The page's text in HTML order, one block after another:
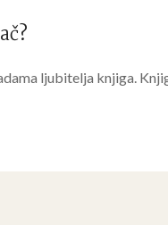
ljubitelja knjiga.